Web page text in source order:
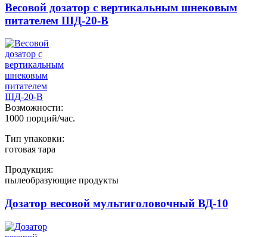
Весовой дозатор с вертикальным шнековым
питателем ШД-20-В
Возможности:
1000 порций/час.
Тип упаковки:
готовая тара
Продукция:
пылеобразующие продукты
Дозатор весовой мультиголовочный ВД-10